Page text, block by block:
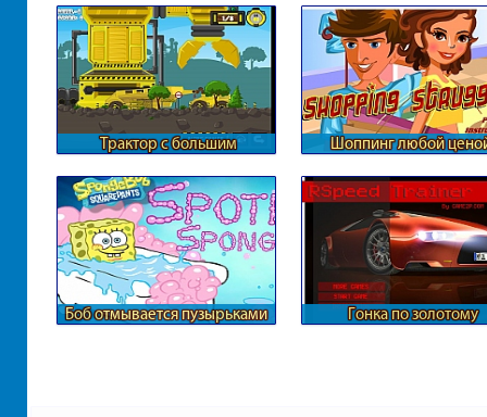
Трактор с большим
Шоппинг любой
Боб отмывается пузырьками
Гонка по золотому